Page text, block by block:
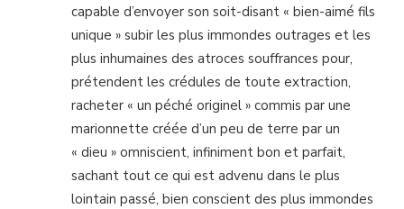
capable d’envoyer son soit-disant « bien-aimé fils
unique » subir les plus immondes outrages et les
plus inhumaines des atroces souffrances pour,
prétendent les crédules de toute extraction,
racheter « un péché originel » commis par une
marionnette créée d’un peu de terre par un
« dieu » omniscient, infiniment bon et parfait,
sachant tout ce qui est advenu dans le plus
lointain passé, bien conscient des plus immondes